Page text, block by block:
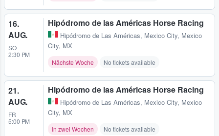
16.
AUG.
SO
2:30 PM
Hipódromo de las Américas Horse Racing
Hipódromo de Las Américas, Mexico City, Mexico
City, MX
Nächste Woche No tickets available
21.
AUG.
FR
5:00 PM
Hipódromo de las Américas Horse Racing
Hipódromo de Las Américas, Mexico City, Mexico
City, MX
In zwei Wochen No tickets available